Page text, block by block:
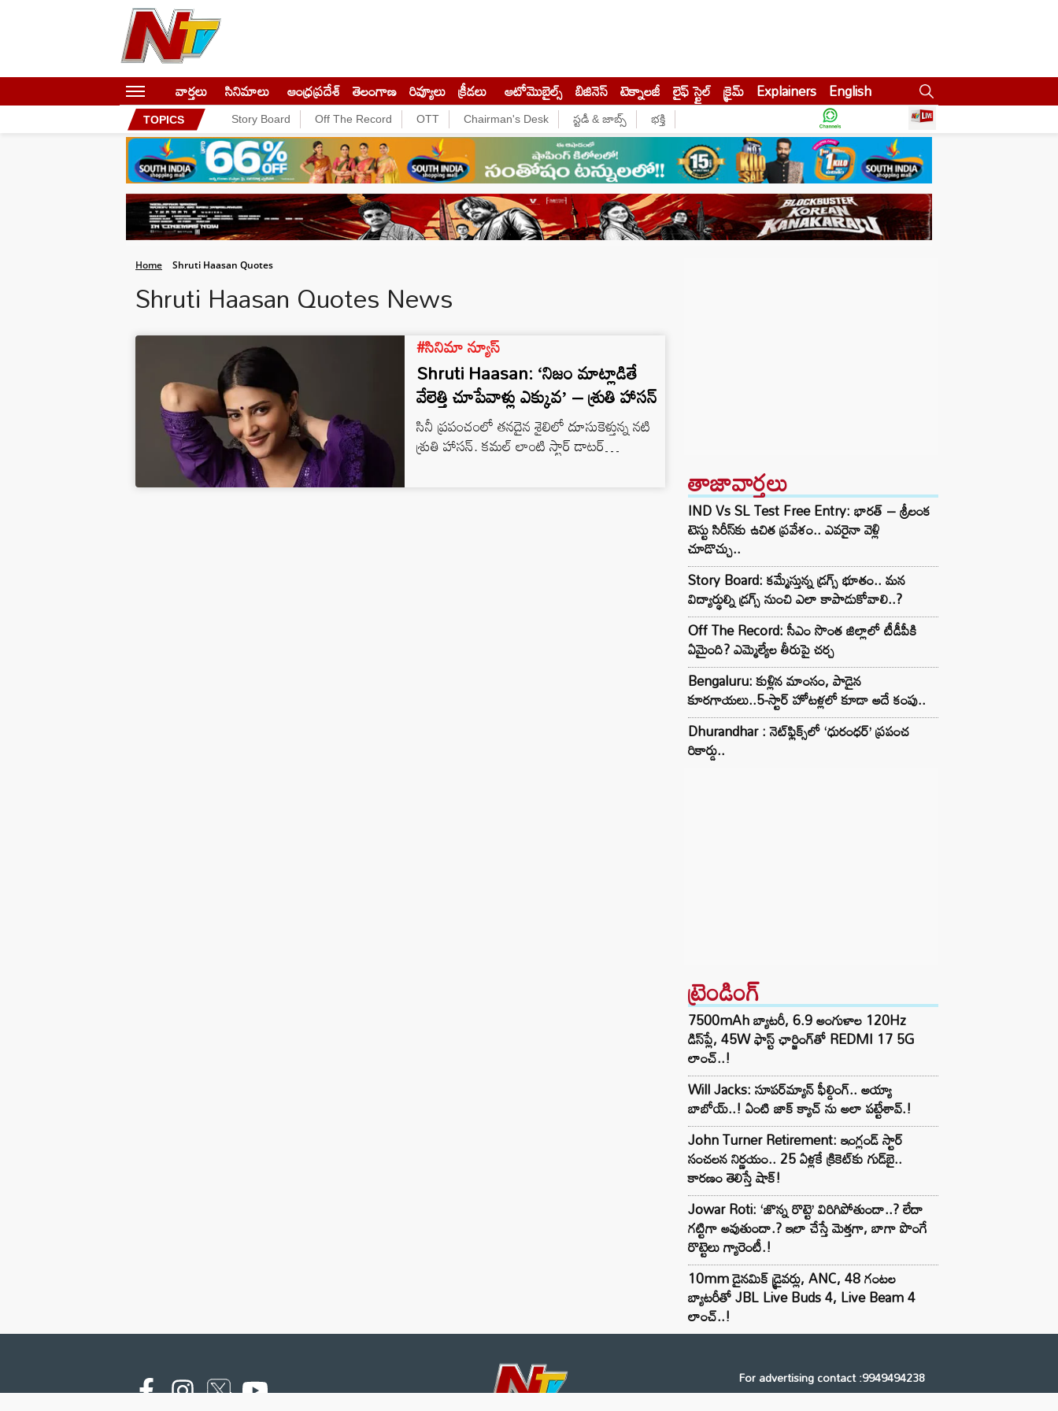
వార్తలు సినిమాలు ఆంధ్రప్రదేశ్ తెలంగాణ రివ్యూలు క్రీడలు ఆటోమొబైల్స్ బిజినెస్‌ టెక్నాలజీ లైఫ్ స్టైల్ క్రైమ్ Explainers English
TOPICS Story Board Off The Record OTT Chairman's Desk స్టడీ & జాబ్స్ భక్తి
Home Shruti Haasan Quotes
Shruti Haasan Quotes News
#సినిమా న్యూస్
Shruti Haasan: ‘నిజం మాట్లాడితే
వేలెత్తి చూపేవాళ్లు ఎక్కువ’ – శ్రుతి హాసన్
సినీ ప్రపంచంలో తనదైన శైలిలో దూసుకెళ్తున్న నటి
శ్రుతి హాసన్. కమల్ లాంటి స్టార్ డాటర్
అయినప్పటికీ కూడా తన టాలెంట్ తో మంచి తాజావార్తలు
IND Vs SL Test Free Entry: భారత్ – శ్రీలంక
టెస్టు సిరీస్‌కు ఉచిత ప్రవేశం.. ఎవరైనా వెళ్లి
చూడొచ్చు..
Story Board: కమ్మేస్తున్న డ్రగ్స్ భూతం.. మన
విద్యార్థుల్ని డ్రగ్స్ నుంచి ఎలా కాపాడుకోవాలి..?
Off The Record: సీఎం సొంత జిల్లాలో టీడీపీకి
ఏమైంది? ఎమ్మెల్యేల తీరుపై చర్చ
Bengaluru: కుళ్లిన మాంసం, పాడైన
కూరగాయలు..5-స్టార్ హోటళ్లలో కూడా అదే కంపు..
Dhurandhar : నెట్‌ఫ్లిక్స్‌లో ‘ధురంధర్’ ప్రపంచ
రికార్డు..
ట్రెండింగ్‌
7500mAh బ్యాటరీ, 6.9 అంగుళాల 120Hz
డిస్‌ప్లే, 45W ఫాస్ట్ ఛార్జింగ్‌తో REDMI 17 5G
లాంచ్..!
Will Jacks: సూపర్‌మ్యాన్ ఫీల్డింగ్.. అయ్యా
బాబోయ్..! ఏంటి జాక్ క్యాచ్ ను అలా పట్టేశావ్.!
John Turner Retirement: ఇంగ్లండ్ స్టార్
సంచలన నిర్ణయం.. 25 ఏళ్లకే క్రికెట్‌కు గుడ్‌బై..
కారణం తెలిస్తే షాక్!
Jowar Roti: ‘జొన్న రొట్టె’ విరిగిపోతుందా..? లేదా
గట్టిగా అవుతుందా.? ఇలా చేస్తే మెత్తగా, బాగా పొంగే
రొట్టెలు గ్యారెంటీ.!
10mm డైనమిక్ డ్రైవర్లు, ANC, 48 గంటల
బ్యాటరీతో JBL Live Buds 4, Live Beam 4
లాంచ్..!
For advertising contact :9949494238
Email: digital@ntvnetwork.com